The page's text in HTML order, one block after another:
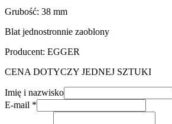
Grubość: 38 mm
Blat jednostronnie zaoblony
Producent: EGGER
CENA DOTYCZY JEDNEJ SZTUKI
Imię i nazwisko
E-mail *